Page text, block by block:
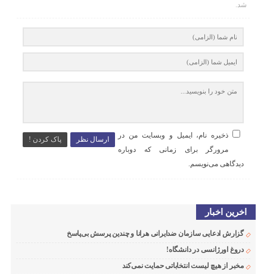
شد.
ارسال نظر پاک کردن !
ذخیره نام، ایمیل و وبسایت من در
مرورگر برای زمانی که دوباره
دیدگاهی می‌نویسم.
اخرین اخبار
گزارش ادعایی سازمان ضدایرانی هرانا و چندین پرسش بی‌پاسخ
دروغ اورژانسی در دانشگاه!
مخبر از هیچ لیست انتخاباتی حمایت نمی‌کند